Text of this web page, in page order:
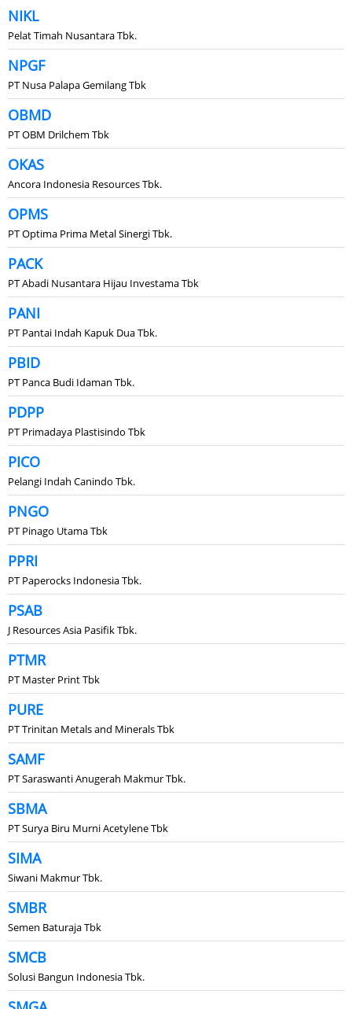
NIKL
Pelat Timah Nusantara Tbk.
NPGF
PT Nusa Palapa Gemilang Tbk
OBMD
PT OBM Drilchem Tbk
OKAS
Ancora Indonesia Resources Tbk.
OPMS
PT Optima Prima Metal Sinergi Tbk.
PACK
PT Abadi Nusantara Hijau Investama Tbk
PANI
PT Pantai Indah Kapuk Dua Tbk.
PBID
PT Panca Budi Idaman Tbk.
PDPP
PT Primadaya Plastisindo Tbk
PICO
Pelangi Indah Canindo Tbk.
PNGO
PT Pinago Utama Tbk
PPRI
PT Paperocks Indonesia Tbk.
PSAB
J Resources Asia Pasifik Tbk.
PTMR
PT Master Print Tbk
PURE
PT Trinitan Metals and Minerals Tbk
SAMF
PT Saraswanti Anugerah Makmur Tbk.
SBMA
PT Surya Biru Murni Acetylene Tbk
SIMA
Siwani Makmur Tbk.
SMBR
Semen Baturaja Tbk
SMCB
Solusi Bangun Indonesia Tbk.